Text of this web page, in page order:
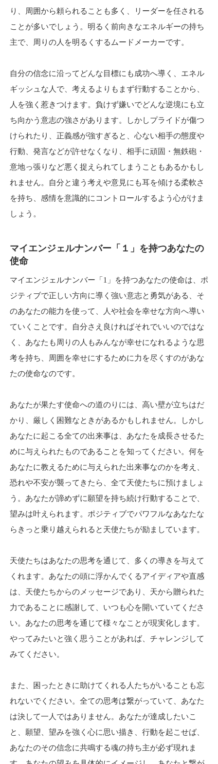
り、周囲から頼られることも多く、リーダーを任される
ことが多いでしょう。明るく前向きなエネルギーの持ち
主で、周りの人を明るくするムードメーカーです。
自分の信念に沿ってどんな目標にも成功へ導く、エネル
ギッシュな人で、考えるよりもまず行動することから、
人を強く惹きつけます。負けず嫌いでどんな逆境にも立
ち向かう意志の強さがあります。しかしプライドが傷つ
けられたり、正義感が強すぎると、心ない相手の態度や
行動、発言などが許せなくなり、相手に頑固・無鉄砲・
意地っ張りなど悪く捉えられてしまうこともあるかもし
れません。自分と違う考えや意見にも耳を傾ける柔軟さ
を持ち、感情を意識的にコントロールするよう心がけま
しょう。
マイエンジェルナンバー「１」を持つあなたの
使命
マイエンジェルナンバー「1」を持つあなたの使命は、ポ
ジティブで正しい方向に導く強い意志と勇気がある、そ
のあなたの能力を使って、人や社会を幸せな方向へ導い
ていくことです。自分さえ良ければそれでいいのではな
く、あなたも周りの人もみんなが幸せになれるような思
考を持ち、周囲を幸せにするために力を尽くすのがあな
たの使命なのです。
あなたが果たす使命への道のりには、高い壁が立ちはだ
かり、厳しく困難なときがあるかもしれません。しかし
あなたに起こる全ての出来事は、あなたを成長させるた
めに与えられたものであることを知ってください。何を
あなたに教えるために与えられた出来事なのかを考え、
恐れや不安が襲ってきたら、全て天使たちに預けましょ
う。あなたが諦めずに願望を持ち続け行動することで、
望みは叶えられます。ポジティブでパワフルなあなたな
らきっと乗り越えられると天使たちが励ましています。
天使たちはあなたの思考を通じて、多くの導きを与えて
くれます。あなたの頭に浮かんでくるアイディアや直感
は、天使たちからのメッセージであり、天から贈られた
力であることに感謝して、いつも心を開いていてくださ
い。あなたの思考を通じて様々なことが現実化します。
やってみたいと強く思うことがあれば、チャレンジして
みてください。
また、困ったときに助けてくれる人たちがいることも忘
れないでください。全ての思考は繋がっていて、あなた
は決して一人ではありません。あなたが達成したいこ
と、願望、望みを強く心に思い描き、行動を起こせば、
あなたのその信念に共鳴する魂の持ち主が必ず現れま